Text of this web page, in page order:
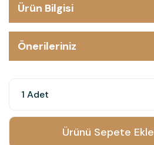
Ürün Bilgisi
Önerileriniz
Ürünü Sepete Ekle